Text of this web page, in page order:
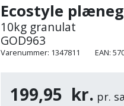
Ecostyle
10kg granulat
GOD963
Varenummer: 1347811 EAN:
199,95 kr. pr.